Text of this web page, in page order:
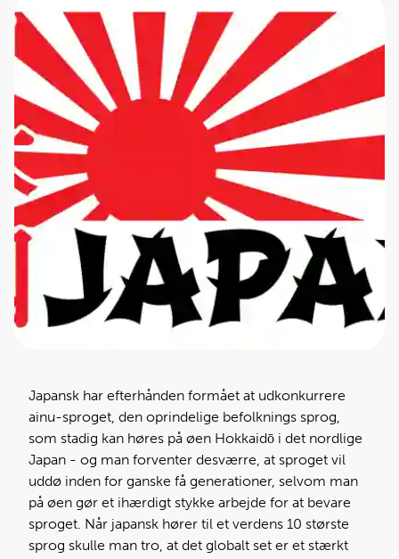
Japansk har efterhånden formået at udkonkurrere
ainu-sproget, den oprindelige befolknings sprog,
som stadig kan høres på øen Hokkaidō i det nordlige
Japan - og man forventer desværre, at sproget vil
uddø inden for ganske få generationer, selvom man
på øen gør et ihærdigt stykke arbejde for at bevare
sproget. Når japansk hører til et verdens 10 største
sprog skulle man tro, at det globalt set er et stærkt